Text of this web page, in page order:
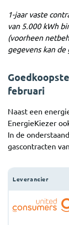
1-jaar vaste
van 5.000 kWh
(voorheen
gegevens kan
februari
Naast een
EnergieKiezer
In de
gascontracten
Leverancier